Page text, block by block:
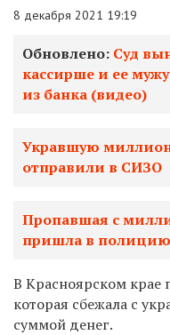
8 декабря 2021 19:19
Обновлено: Суд
кассирше и ее
из банка (видео)
Укравшую
отправили в СИЗО
Пропавшая с
пришла в полицию
В Красноярском
которая сбежала с
суммой денег.